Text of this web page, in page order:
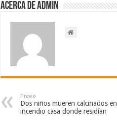
Acerca de admin
Previo
Dos niños mueren calcinados en
incendio casa donde residían